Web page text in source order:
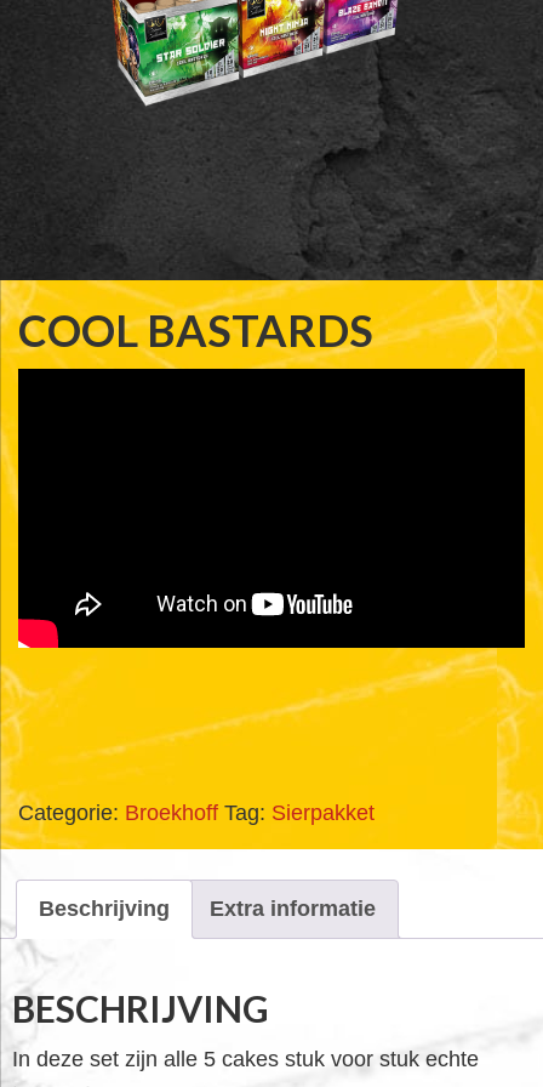
COOL BASTARDS
Categorie: Broekhoff Tag: Sierpakket
Beschrijving Extra informatie
BESCHRIJVING
In deze set zijn alle 5 cakes stuk voor stuk echte